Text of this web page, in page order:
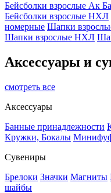
Бейсболки взрослые Ак
Бейсболки взрослые НХЛ
номерные Шапки
Шапки взрослые НХЛ
Аксессуары и
смотреть все
Аксессуары
Банные принадлежности
Кружки, Бокалы
Сувениры
Брелоки Значки Магниты
шайбы